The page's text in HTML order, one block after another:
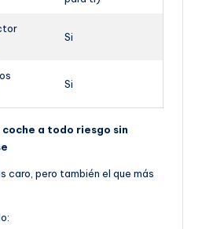
Si
Si
a todo riesgo sin
caro, pero también el que más